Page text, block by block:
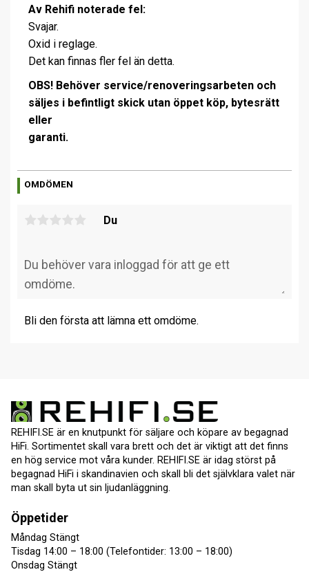
Av Rehifi noterade fel:
Svajar.
Oxid i reglage.
Det kan finnas fler fel än detta.
OBS! Behöver service/renoveringsarbeten och
säljes i befintligt skick utan öppet köp, bytesrätt
eller
garanti.
OMDÖMEN
Du
Bli den första att lämna ett omdöme.
REHIFI.SE är en knutpunkt för säljare och köpare av begagnad
HiFi. Sortimentet skall vara brett och det är viktigt att det finns
en hög service mot våra kunder. REHIFI.SE är idag störst på
begagnad HiFi i skandinavien och skall bli det självklara valet när
man skall byta ut sin ljudanläggning.
Öppetider
Måndag Stängt
Tisdag 14:00 – 18:00 (Telefontider: 13:00 – 18:00)
Onsdag Stängt